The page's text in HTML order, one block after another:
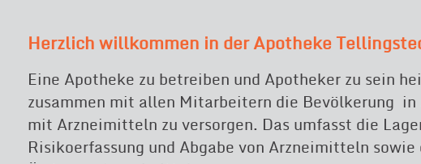
Herzlich willkommen in der Apotheke
Eine Apotheke zu betreiben und Apotheker zu sein
zusammen mit allen Mitarbeitern die Bevölkerung
mit Arzneimitteln zu versorgen. Das umfasst die
Risikoerfassung und Abgabe von Arzneimitteln